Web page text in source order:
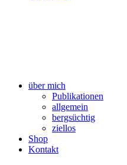
über mich
Publikationen
allgemein
bergsüchtig
ziellos
Shop
Kontakt